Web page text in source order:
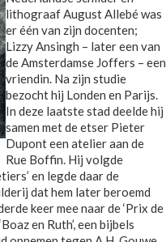
lithograaf August Allebé was
er één van zijn docenten;
Lizzy Ansingh – later een van
de Amsterdamse Joffers – een
vriendin. Na zijn studie
bezocht hij Londen en Parijs.
In deze laatste stad deelde hij
samen met de etser Pieter
Dupont een atelier aan de
Rue Boffin. Hij volgde
en legde daar de
dat hem later beroemd
keer mee naar de ‘Prix de
en Ruth’, een bijbels